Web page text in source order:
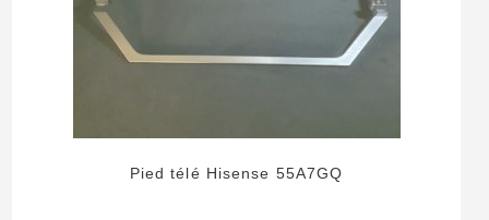
Pied télé Hisense 55A7GQ